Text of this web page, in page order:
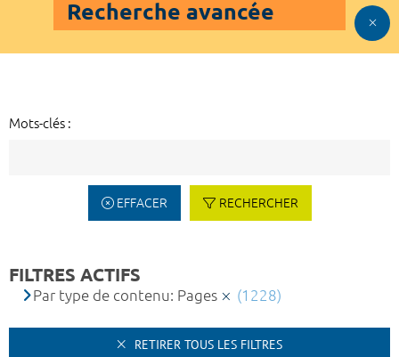
Recherche avancée
Mots-clés :
EFFACER RECHERCHER
FILTRES ACTIFS
Par type de contenu: Pages (1228)
RETIRER TOUS LES FILTRES